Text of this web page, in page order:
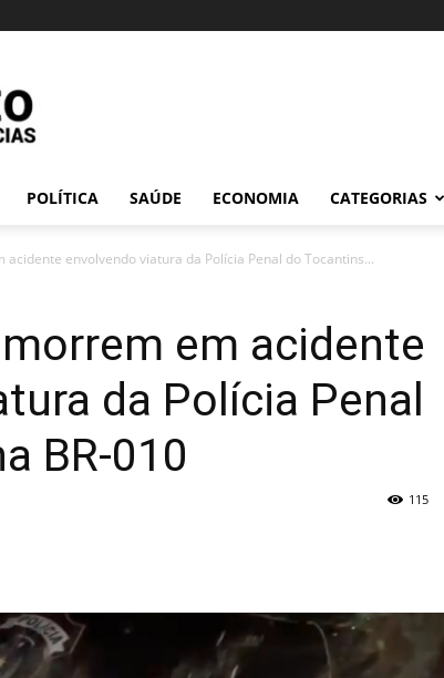
POLÍTICA SAÚDE ECONOMIA CATEGORIAS
acidente envolvendo viatura da Polícia Penal do Tocantins...
em acidente
da Polícia Penal
BR-010
115